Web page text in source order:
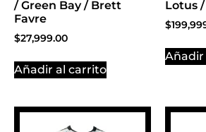
/ Green Bay / Brett
Favre
$27,999.00
Añadir al carrito
Lotus
$